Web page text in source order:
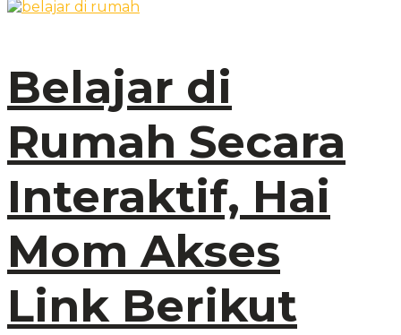
Belajar di
Rumah Secara
Interaktif, Hai
Mom Akses
Link Berikut